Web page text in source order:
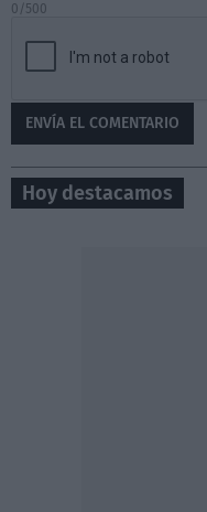
0/500
Hoy destacamos